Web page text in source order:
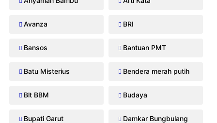
Avanza BRI
Bansos Bantuan PMT
Batu Misterius Bendera merah putih
Blt BBM Budaya
Bupati Garut Damkar Bungbulang